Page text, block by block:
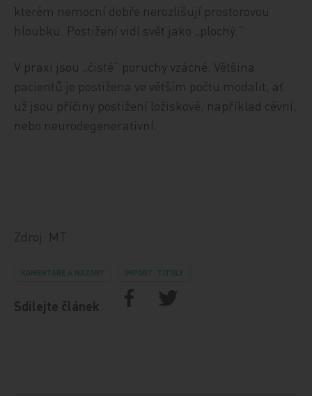
kterém nemocní dobře nerozlišují prostorovou
hloubku. Postižení vidí svět jako „plochý.“
V praxi jsou „čisté“ poruchy vzácné. Většina
pacientů je postižena ve větším počtu modalit, ať
už jsou příčiny postižení ložiskové, například cévní,
nebo neurodegenerativní.
Zdroj: MT
KOMENTÁŘE A NÁZORY IMPORT: TITULY
Sdílejte článek